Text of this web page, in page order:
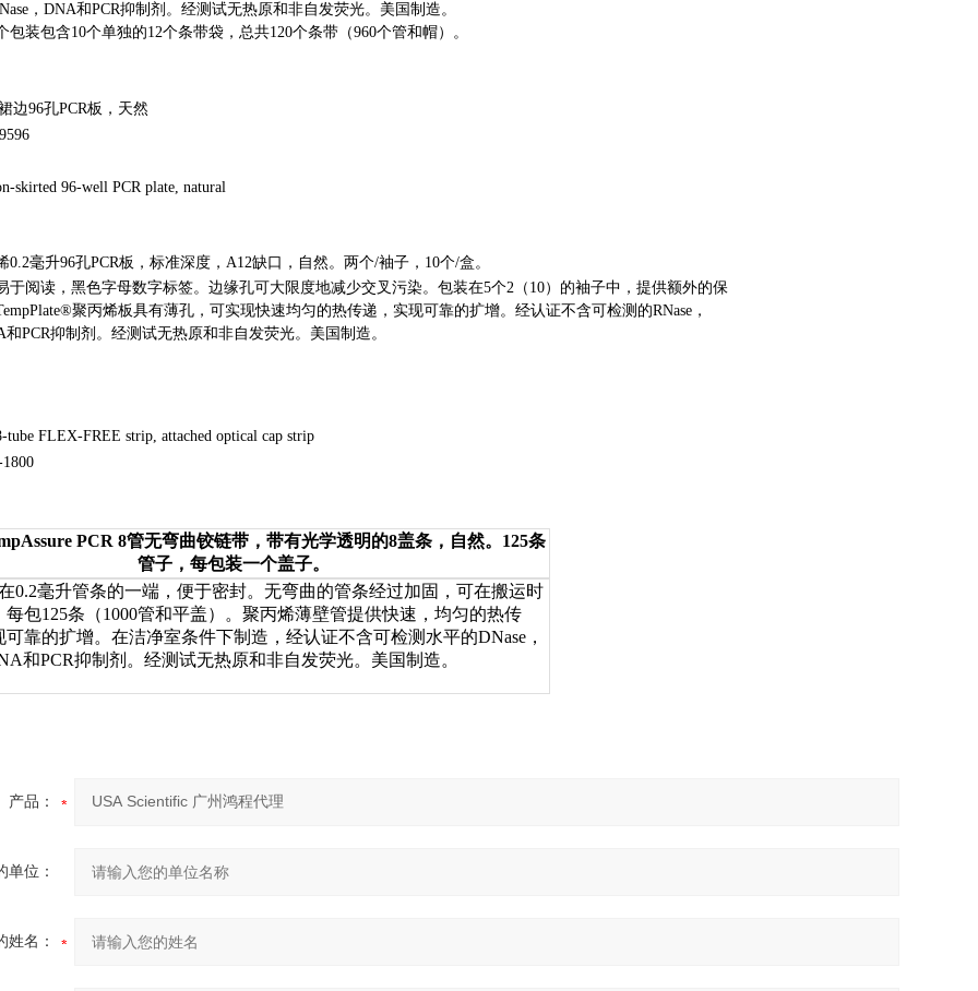
，DNA和PCR抑制剂。经测试无热原和非自发荧光。美国制造。
包装包含10个单独的12个条带袋，总共120个条带（960个管和帽）。
边96孔PCR板，天然
skirted 96-well PCR plate, natural
0.2毫升96孔PCR板，标准深度，A12缺口，自然。两个/袖子，10个/盒。
于阅读，黑色字母数字标签。边缘孔可大限度地减少交叉污染。包装在5个2（10）的袖子中，提供额外的保
聚丙烯板具有薄孔，可实现快速均匀的热传递，实现可靠的扩增。经认证不含可检测的RNase，
和PCR抑制剂。经测试无热原和非自发荧光。美国制造。
tube FLEX-FREE strip, attached optical cap strip
PCR 8管无弯曲铰链带，带有光学透明的8盖条，自然。125条
管子，每包装一个盖子。
0.2毫升管条的一端，便于密封。无弯曲的管条经过加固，可在搬运时
每包125条（1000管和平盖）。聚丙烯薄壁管提供快速，均匀的热传
靠的扩增。在洁净室条件下制造，经认证不含可检测水平的DNase，
和PCR抑制剂。经测试无热原和非自发荧光。美国制造。
产品：
单位：
姓名：